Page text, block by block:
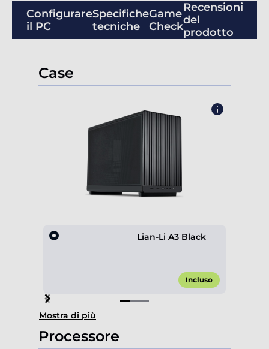
Configurare
il PC
Specifiche
tecniche
Game
Check
Recensioni
del
prodotto
Case
Lian-Li A3 Black
Incluso
Item
1
of
3
Mostra di più
Processore